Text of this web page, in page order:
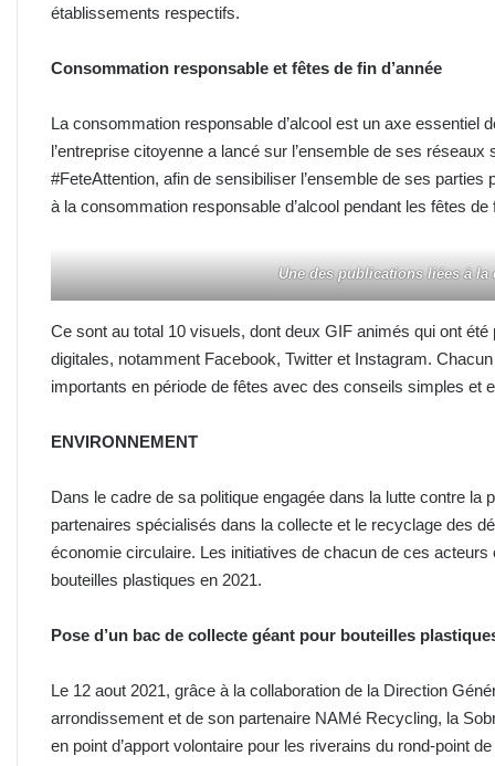
établissements respectifs.
Consommation responsable et fêtes de fin d’année
La consommation responsable d’alcool est un axe essentiel
l’entreprise citoyenne a lancé sur l’ensemble de ses
#FeteAttention, afin de sensibiliser l’ensemble de ses
à la consommation responsable d’alcool pendant les fêtes de
Une des publications liées à la
Ce sont au total 10 visuels, dont deux GIF animés qui ont
digitales, notamment Facebook, Twitter et Instagram.
importants en période de fêtes avec des conseils simples et
ENVIRONNEMENT
Dans le cadre de sa politique engagée dans la lutte contre la
partenaires spécialisés dans la collecte et le recyclage des
économie circulaire. Les initiatives de chacun de ces
bouteilles plastiques en 2021.
Pose d’un bac de collecte géant pour bouteilles
Le 12 aout 2021, grâce à la collaboration de la Direction
arrondissement et de son partenaire NAMé Recycling, la
en point d’apport volontaire pour les riverains du rond-point